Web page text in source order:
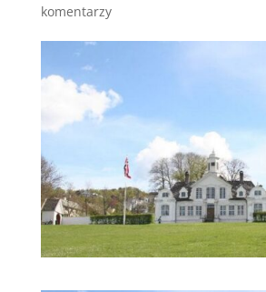
komentarzy